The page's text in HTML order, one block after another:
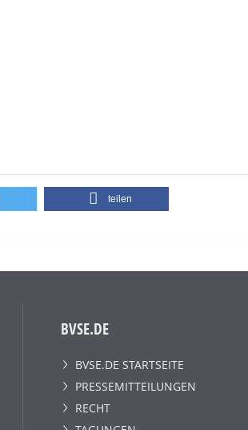
teilen
BVSE.DE
BVSE.DE STARTSEITE
PRESSEMITTEILUNGEN
RECHT